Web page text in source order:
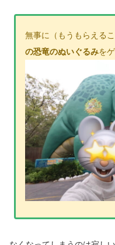
無事に（もうもらえる
の恐竜のぬいぐるみを